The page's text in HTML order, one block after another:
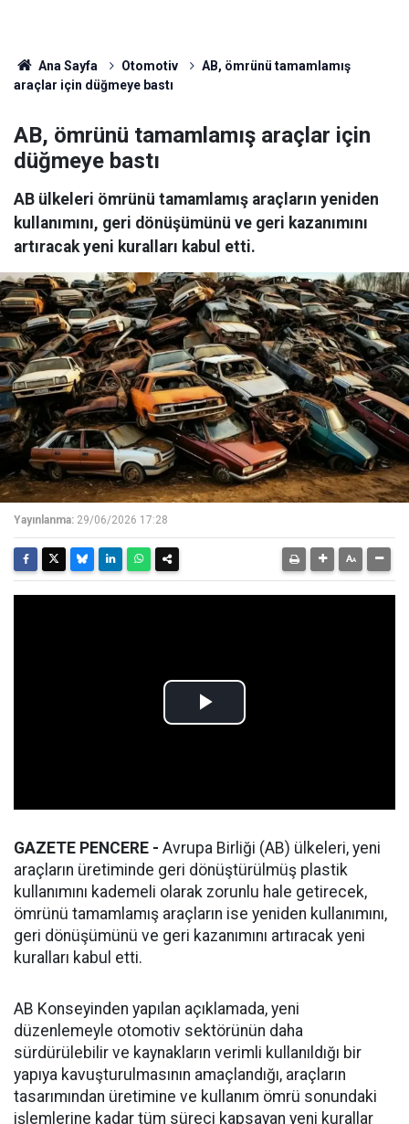
Ana Sayfa Otomotiv
AB, ömrünü tamamlamış
araçlar için düğmeye bastı
AB, ömrünü tamamlamış araçlar için
düğmeye bastı
AB ülkeleri ömrünü tamamlamış araçların yeniden
kullanımını, geri dönüşümünü ve geri kazanımını
artıracak yeni kuralları kabul etti.
Yayınlanma: 29/06/2026 17:28
GAZETE PENCERE - Avrupa Birliği (AB) ülkeleri, yeni
araçların üretiminde geri dönüştürülmüş plastik
kullanımını kademeli olarak zorunlu hale getirecek,
ömrünü tamamlamış araçların ise yeniden kullanımını,
geri dönüşümünü ve geri kazanımını artıracak yeni
kuralları kabul etti.
AB Konseyinden yapılan açıklamada, yeni
düzenlemeyle otomotiv sektörünün daha
sürdürülebilir ve kaynakların verimli kullanıldığı bir
yapıya kavuşturulmasının amaçlandığı, araçların
tasarımından üretimine ve kullanım ömrü sonundaki
işlemlerine kadar tüm süreci kapsayan yeni kurallar